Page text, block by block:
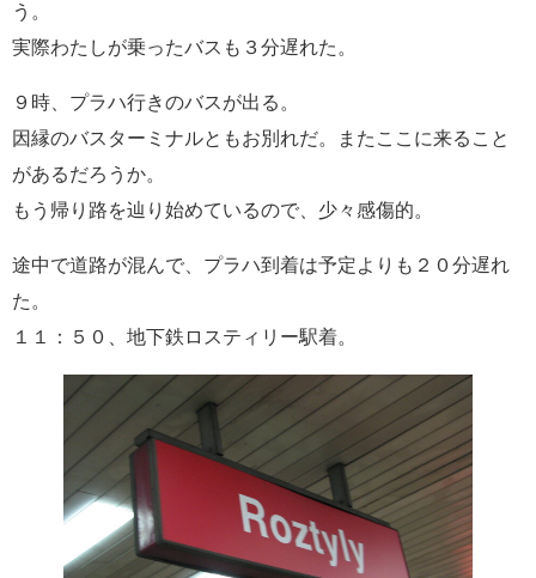
う。
実際わたしが乗ったバスも３分遅れた。
９時、プラハ行きのバスが出る。
因縁のバスターミナルともお別れだ。またここに来ること
があるだろうか。
もう帰り路を辿り始めているので、少々感傷的。
途中で道路が混んで、プラハ到着は予定よりも２０分遅れ
た。
１１：５０、地下鉄ロスティリー駅着。